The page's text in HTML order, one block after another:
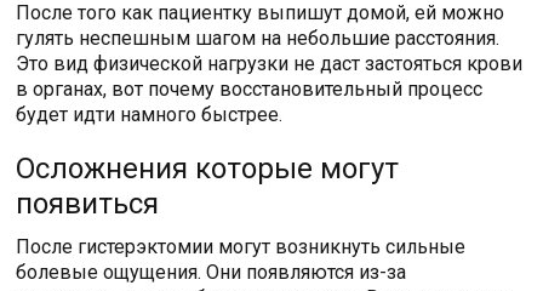
После того как пациентку выпишут домой, ей можно
гулять неспешным шагом на небольшие расстояния.
Это вид физической нагрузки не даст застояться крови
в органах, вот почему восстановительный процесс
будет идти намного быстрее.
Осложнения которые могут
появиться
После гистерэктомии могут возникнуть сильные
болевые ощущения. Они появляются из-за